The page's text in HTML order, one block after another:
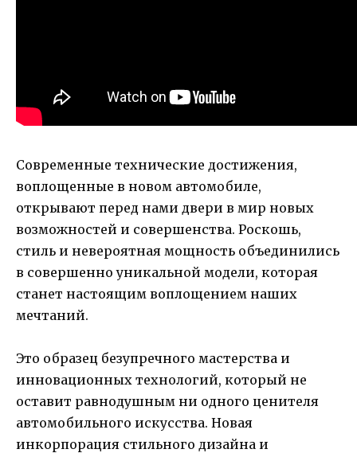
Современные технические достижения,
воплощенные в новом автомобиле,
открывают перед нами двери в мир новых
возможностей и совершенства. Роскошь,
стиль и невероятная мощность объединились
в совершенно уникальной модели, которая
станет настоящим воплощением наших
мечтаний.
Это образец безупречного мастерства и
инновационных технологий, который не
оставит равнодушным ни одного ценителя
автомобильного искусства. Новая
инкорпорация стильного дизайна и